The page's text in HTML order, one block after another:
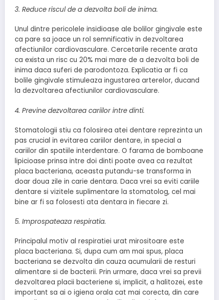
3. Reduce riscul de a dezvolta boli de inima.
Unul dintre pericolele insidioase ale bolilor gingivale este
ca pare sa joace un rol semnificativ in dezvoltarea
afectiunilor cardiovasculare. Cercetarile recente arata
ca exista un risc cu 20% mai mare de a dezvolta boli de
inima daca suferi de parodontoza. Explicatia ar fi ca
bolile gingivale stimuleaza ingustarea arterelor, ducand
la dezvoltarea afectiunilor cardiovasculare.
4. Previne dezvoltarea cariilor intre dinti.
Stomatologii stiu ca folosirea atei dentare reprezinta un
pas crucial in evitarea cariilor dentare, in special a
cariilor din spatiile interdentare. O farama de bomboane
lipicioase prinsa intre doi dinti poate avea ca rezultat
placa bacteriana, aceasta putandu-se transforma in
doar doua zile in carie dentara. Daca vrei sa eviti cariile
dentare si vizitele suplimentare la stomatolog, cel mai
bine ar fi sa folosesti ata dentara in fiecare zi.
5. Improspateaza respiratia.
Principalul motiv al respiratiei urat mirositoare este
placa bacteriana. Si, dupa cum am mai spus, placa
bacteriana se dezvolta din cauza acumularii de resturi
alimentare si de bacterii. Prin urmare, daca vrei sa previi
dezvoltarea placii bacteriene si, implicit, a halitozei, este
important sa ai o igiena orala cat mai corecta, din care